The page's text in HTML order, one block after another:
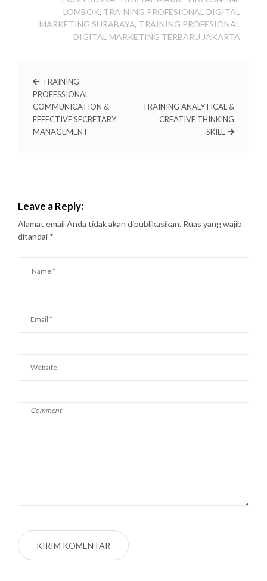
LOMBOK, TRAINING PROFESIONAL DIGITAL
MARKETING SURABAYA, TRAINING PROFESIONAL
DIGITAL MARKETING TERBARU JAKARTA
TRAINING
PROFESSIONAL
COMMUNICATION &
EFFECTIVE SECRETARY
MANAGEMENT
TRAINING ANALYTICAL &
CREATIVE THINKING
SKILL
Leave a Reply:
Alamat email Anda tidak akan dipublikasikan. Ruas yang wajib
ditandai *